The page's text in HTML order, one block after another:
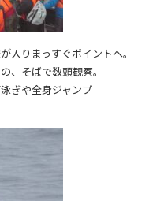
入りまっすぐポイントへ。
、そばで数頭観察。
ぎや全身ジャンプ